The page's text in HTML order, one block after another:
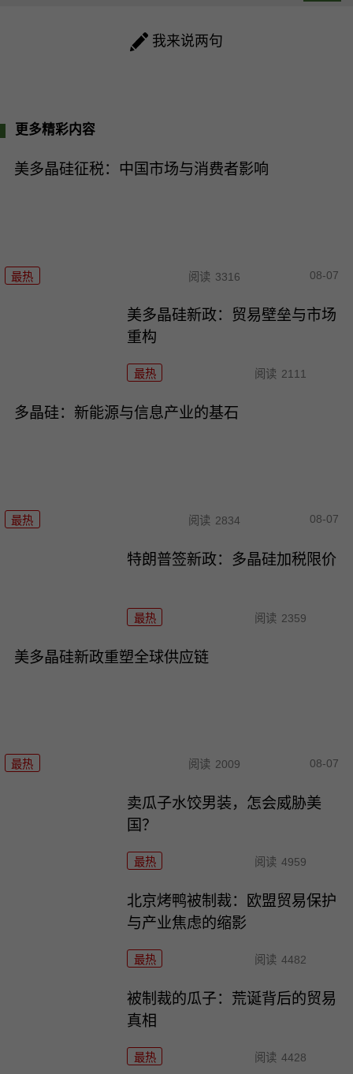
我来说两句
更多精彩内容
美多晶硅征税：中国市场与消费者影响
最热 阅读 3316 08-07
美多晶硅新政：贸易壁垒与市场
重构
最热 阅读 2111
多晶硅：新能源与信息产业的基石
最热 阅读 2834 08-07
特朗普签新政：多晶硅加税限价
最热 阅读 2359
美多晶硅新政重塑全球供应链
最热 阅读 2009 08-07
卖瓜子水饺男装，怎会威胁美
国？
最热 阅读 4959
北京烤鸭被制裁：欧盟贸易保护
与产业焦虑的缩影
最热 阅读 4482
被制裁的瓜子：荒诞背后的贸易
真相
最热 阅读 4428